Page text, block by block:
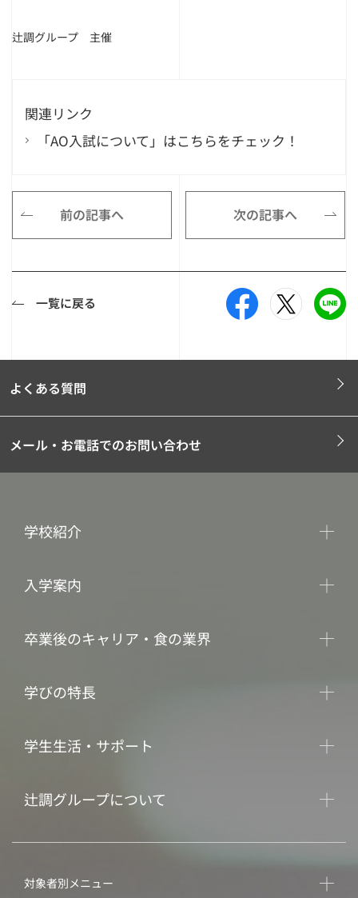
辻調グループ 主催
関連リンク
「AO入試について」はこちらをチェック！
前の記事へ 次の記事へ
一覧に戻る
よくある質問
メール・お電話でのお問い合わせ
学校紹介
入学案内
卒業後のキャリア・食の業界
学びの特長
学生生活・サポート
辻調グループについて
対象者別メニュー